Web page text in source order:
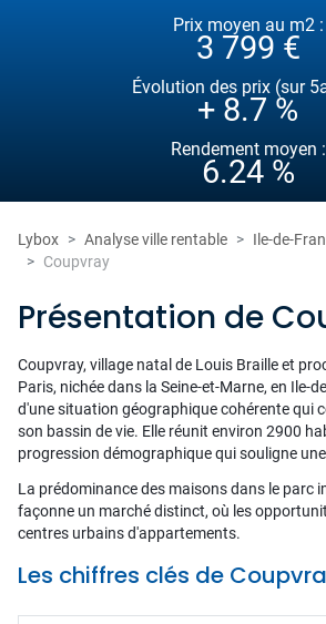
Prix moyen au m2 :
3 799 €
Évolution des prix (sur
+ 8.7 %
Rendement moyen :
6.24 %
Lybox Analyse ville rentable Ile-de-
Coupvray
Présentation de
Coupvray, village natal de Louis Braille et
Paris, nichée dans la Seine-et-Marne, en Ile-
d'une situation géographique cohérente qui
son bassin de vie. Elle réunit environ 2900
progression démographique qui souligne
La prédominance des maisons dans le parc
façonne un marché distinct, où les
centres urbains d'appartements.
Les chiffres clés de